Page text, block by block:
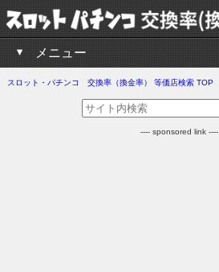
メニュー
スロット・パチンコ 交換率（換金率） 等価店検索 TOP
---- sponsored link ----